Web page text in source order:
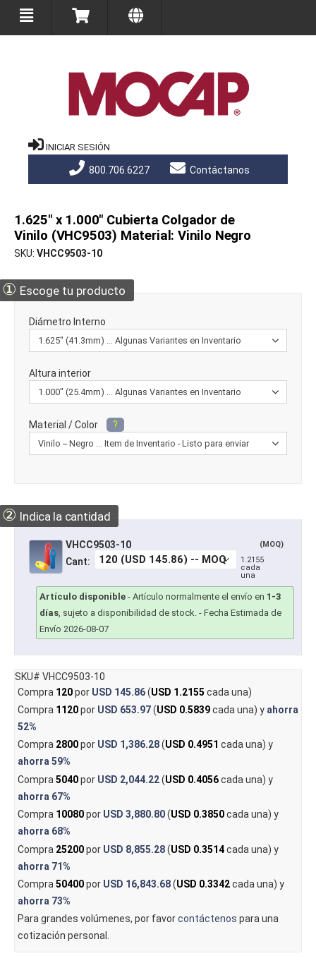
INICIAR SESIÓN
800.706.6227 Contáctanos
1.625" x 1.000" Cubierta Colgador de
Vinilo (VHC9503) Material: Vinilo Negro
SKU VHCC9503-10
① Escoge tu producto
Diámetro Interno
Altura interior
Material / Color ?
② Indica la cantidad
VHCC9503-10 (MOQ)
Cant:
1.2155
cada
una
Artículo disponible - Artículo normalmente el envío en 1-3
días, sujeto a disponibilidad de stock. - Fecha Estimada de
Envío 2026-08-07
SKU# VHCC9503-10
Compra 120por USD 145.86(USD 1.2155 cada una)
Compra 1120por USD 653.97(USD 0.5839cada una) y ahorra
52%
Compra 2800por USD 1,386.28(USD 0.4951 cada una) y
ahorra59%
Compra 5040por USD 2,044.22(USD 0.4056cada una) y
ahorra 67%
Compra 10080por USD 3,880.80(USD 0.3850cada una) y
ahorra 68%
Compra 25200por USD 8,855.28(USD 0.3514cada una) y
ahorra 71%
Compra 50400por USD 16,843.68(USD 0.3342cada una) y
ahorra 73%
Para grandes volúmenes, por favorcontáctenos para una
cotización personal.